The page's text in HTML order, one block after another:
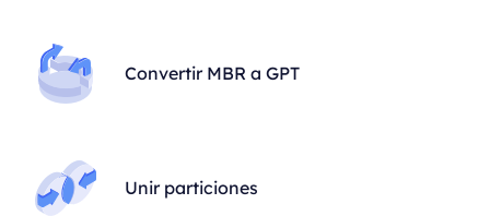
Convertir MBR a GPT
Unir particiones